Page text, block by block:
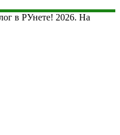
в РУнете! 2026. На